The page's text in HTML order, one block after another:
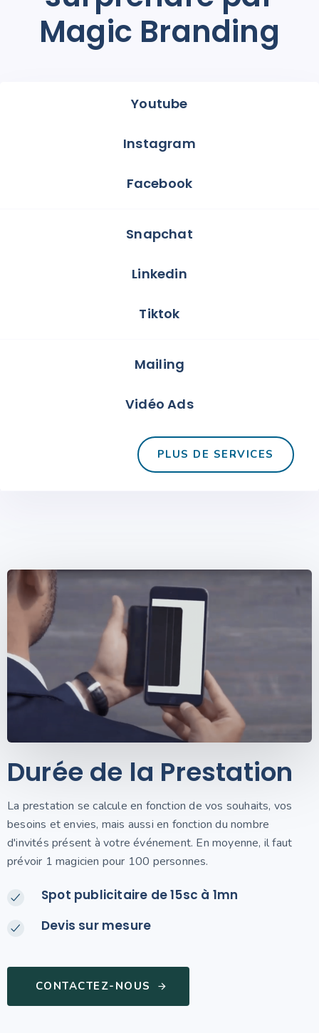
Magic Branding
Youtube
Instagram
Facebook
Snapchat
Linkedin
Tiktok
Mailing
Vidéo Ads
PLUS DE SERVICES
Durée de la Prestation
La prestation se calcule en fonction de vos souhaits, vos
besoins et envies, mais aussi en fonction du nombre
d'invités présent à votre événement. En moyenne, il faut
prévoir 1 magicien pour 100 personnes.
Spot publicitaire de 15sc à 1mn
Devis sur mesure
CONTACTEZ-NOUS